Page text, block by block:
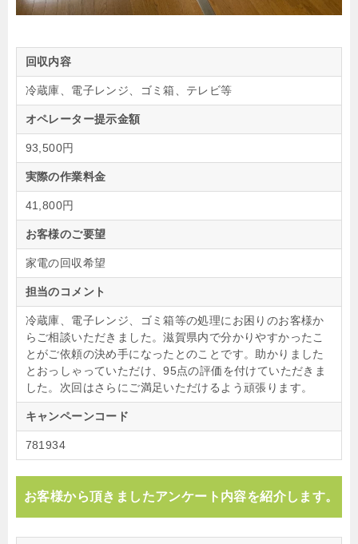
回収内容
冷蔵庫、電子レンジ、ゴミ箱、テレビ等
オペレーター提示金額
93,500円
実際の作業料金
41,800円
お客様のご要望
家電の回収希望
担当のコメント
冷蔵庫、電子レンジ、ゴミ箱等の処理にお困りのお客様か
らご相談いただきました。滋賀県内で分かりやすかったこ
とがご依頼の決め手になったとのことです。助かりました
とおっしゃっていただけ、95点の評価を付けていただきま
した。次回はさらにご満足いただけるよう頑張ります。
キャンペーンコード
781934
お客様から頂きましたアンケート内容を紹介します。